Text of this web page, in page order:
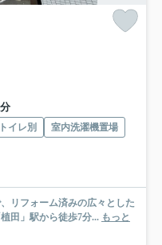
イレ別
室内洗濯機置場
リフォーム済みの広々とした
田」駅から徒歩7分... もっと